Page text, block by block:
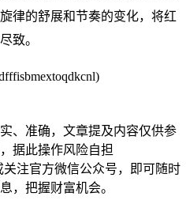
律的舒展和节奏的变化，将红
致。
、准确，文章提及内容仅供参
据此操作风险自担
注官方微信公众号，即可随时
，把握财富机会。